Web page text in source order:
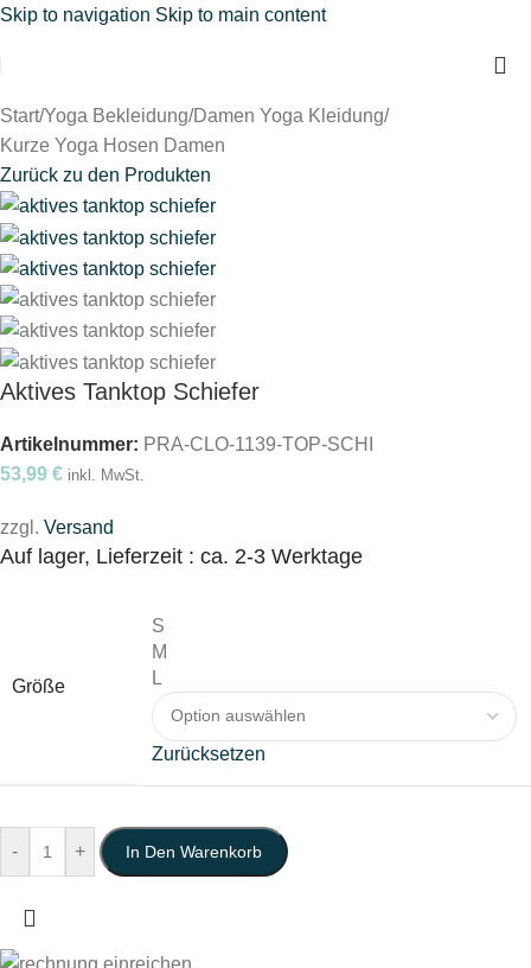
Skip to navigation Skip to main content
Start/Yoga Bekleidung/Damen Yoga Kleidung/
Kurze Yoga Hosen Damen
Zurück zu den Produkten
Aktives Tanktop Schiefer
Artikelnummer: PRA-CLO-1139-TOP-SCHI
53,99 € inkl. MwSt.
zzgl. Versand
Auf lager, Lieferzeit : ca. 2-3 Werktage
Größe
S
M
L
Zurücksetzen
- + In Den Warenkorb